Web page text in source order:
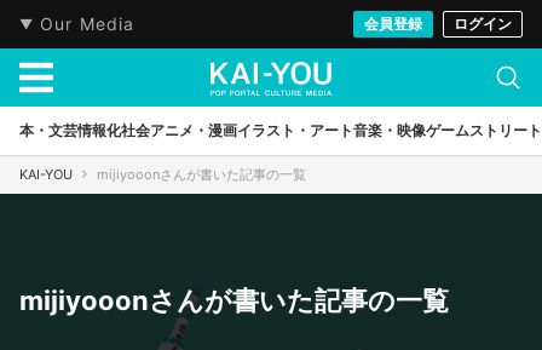
Our Media 会員登録 ログイン
本・文芸情報化社会アニメ・漫画イラスト・アート音楽・映像ゲームストリート
KAI-YOU mijiyooonさんが書いた記事の一覧
mijiyooonさんが書いた記事の一覧